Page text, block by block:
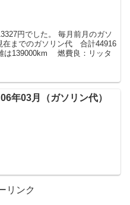
円でした。 毎月前月のガソ
在までのガソリン代 合計44916
は139000km 燃費良：リッタ
年03月（ガソリン代）
リンク